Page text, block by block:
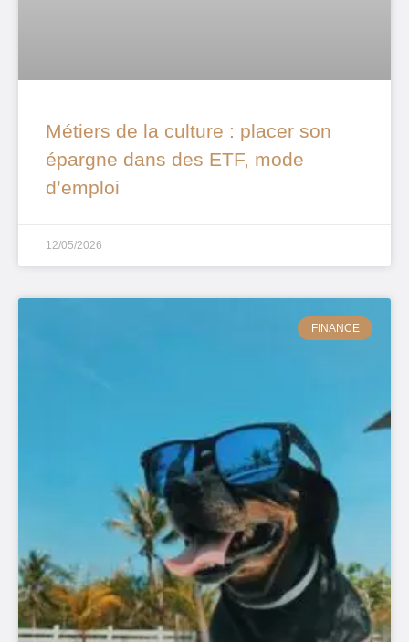
Métiers de la culture : placer son
épargne dans des ETF, mode
d’emploi
12/05/2026
FINANCE